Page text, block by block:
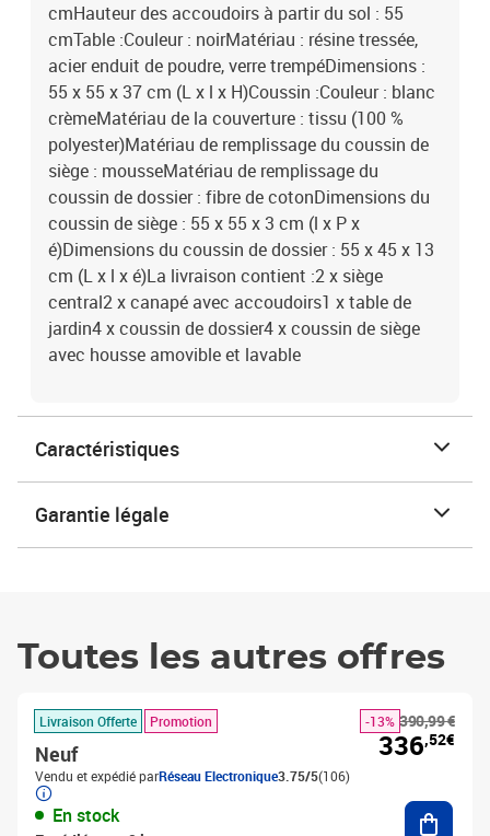
cmHauteur des accoudoirs à partir du sol : 55
cmTable :Couleur : noirMatériau : résine tressée,
acier enduit de poudre, verre trempéDimensions :
55 x 55 x 37 cm (L x l x H)Coussin :Couleur : blanc
crèmeMatériau de la couverture : tissu (100 %
polyester)Matériau de remplissage du coussin de
siège : mousseMatériau de remplissage du
coussin de dossier : fibre de cotonDimensions du
coussin de siège : 55 x 55 x 3 cm (l x P x
é)Dimensions du coussin de dossier : 55 x 45 x 13
cm (L x l x é)La livraison contient :2 x siège
central2 x canapé avec accoudoirs1 x table de
jardin4 x coussin de dossier4 x coussin de siège
avec housse amovible et lavable
Caractéristiques
Garantie légale
Toutes les autres offres
Livraison Offerte Promotion
Neuf
Vendu et expédié parRéseau Electronique3.75/5(106)
En stock
390,99 €
-13%
336,52€